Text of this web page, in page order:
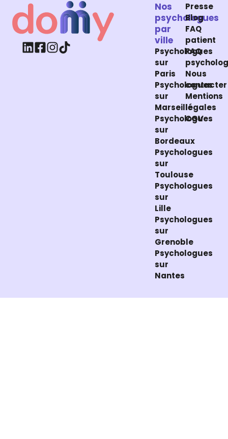
Nos
psychologues
par
ville
Psychologues
sur
Paris
Psychologues
sur
Marseille
Psychologues
sur
Bordeaux
Psychologues
sur
Toulouse
Psychologues
sur
Lille
Psychologues
sur
Grenoble
Psychologues
sur
Nantes
Presse
Blog
FAQ
patient
FAQ
Nous
contacter
Mentions
légales
CGV